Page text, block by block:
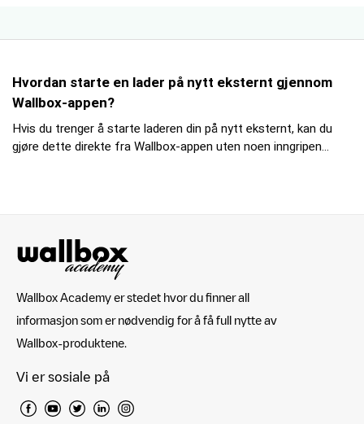
Hvordan starte en lader på nytt eksternt gjennom
Wallbox-appen?
Hvis du trenger å starte laderen din på nytt eksternt, kan du
gjøre dette direkte fra Wallbox-appen uten noen inngripen...
Wallbox Academy er stedet hvor du finner all
informasjon som er nødvendig for å få full nytte av
Wallbox-produktene.
Vi er sosiale på